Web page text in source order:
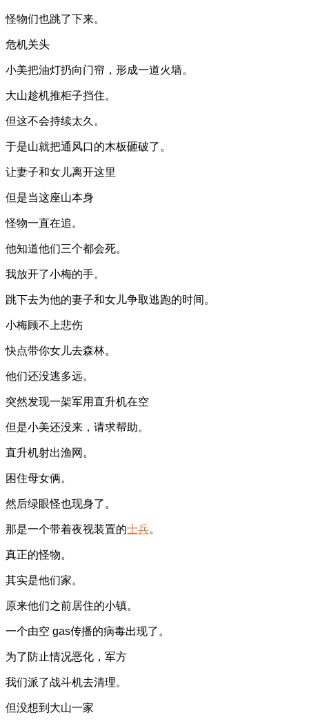
怪物们也跳了下来。
危机关头
小美把油灯扔向门帘，形成一道火墙。
大山趁机推柜子挡住。
但这不会持续太久。
于是山就把通风口的木板砸破了。
让妻子和女儿离开这里
但是当这座山本身
怪物一直在追。
他知道他们三个都会死。
我放开了小梅的手。
跳下去为他的妻子和女儿争取逃跑的时间。
小梅顾不上悲伤
快点带你女儿去森林。
他们还没逃多远。
突然发现一架军用直升机在空
但是小美还没来，请求帮助。
直升机射出渔网。
困住母女俩。
然后绿眼怪也现身了。
那是一个带着夜视装置的士兵。
真正的怪物。
其实是他们家。
原来他们之前居住的小镇。
一个由空 gas传播的病毒出现了。
为了防止情况恶化，军方
我们派了战斗机去清理。
但没想到大山一家